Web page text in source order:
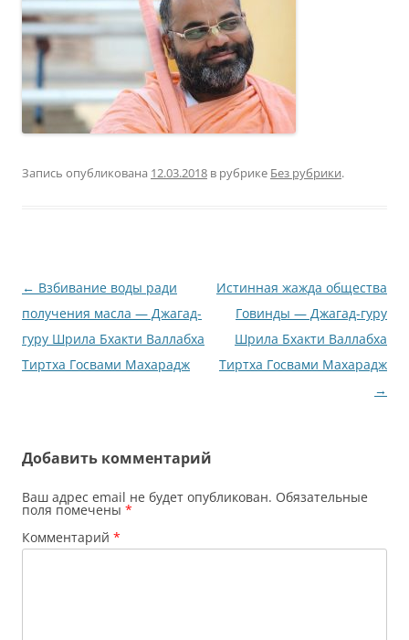
Запись опубликована 12.03.2018 в рубрике Без рубрики.
Навигация
по
записям
← Взбивание воды ради
получения масла — Джагад-
гуру Шрила Бхакти Валлабха
Тиртха Госвами Махарадж
Истинная жажда общества
Говинды — Джагад-гуру
Шрила Бхакти Валлабха
Тиртха Госвами Махарадж
→
Добавить комментарий
Ваш адрес email не будет опубликован. Обязательные
поля помечены *
Комментарий *